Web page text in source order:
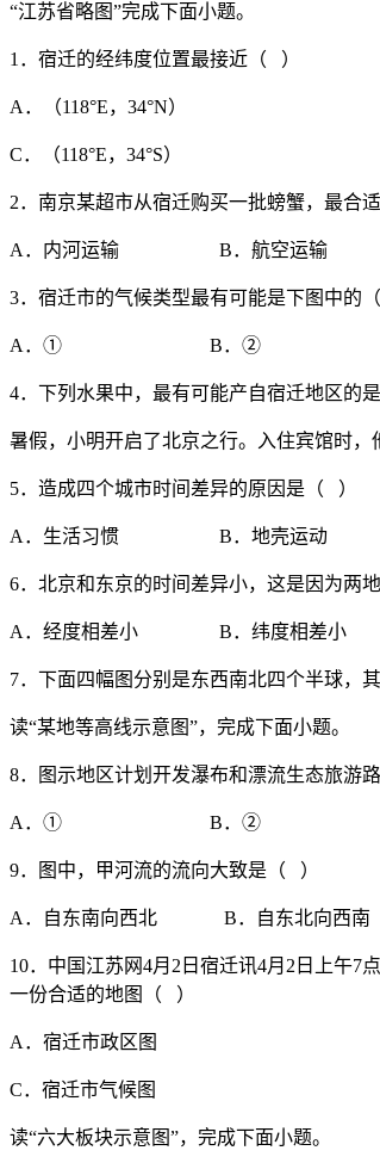
“江苏省略图”完成下面小题。
1．宿迁的经纬度位置最接近（ ）
A．（118°E，34°N） B．
C．（118°E，34°S） D．
2．南京某超市从宿迁购买一批螃蟹，最合
A．内河运输 B．航空运
3．宿迁市的气候类型最有可能是下图
A．① B．②
4．下列水果中，最有可能产自宿迁地区的
暑假，小明开启了北京之行。入住宾馆时，
5．造成四个城市时间差异的原因是（ ）
A．生活习惯 B．地壳运
6．北京和东京的时间差异小，这是因为两
A．经度相差小 B．纬度相差
7．下面四幅图分别是东西南北四个半球
读“某地等高线示意图”，完成下面小题。
8．图示地区计划开发瀑布和漂流生态旅游
A．① B．②
9．图中，甲河流的流向大致是（ ）
A．自东南向西北 B．自东北向
10．中国江苏网4月2日宿迁讯4月2日上午7
一份合适的地图（ ）
A．宿迁市政区图 B．
C．宿迁市气候图 D．
读“六大板块示意图”，完成下面小题。